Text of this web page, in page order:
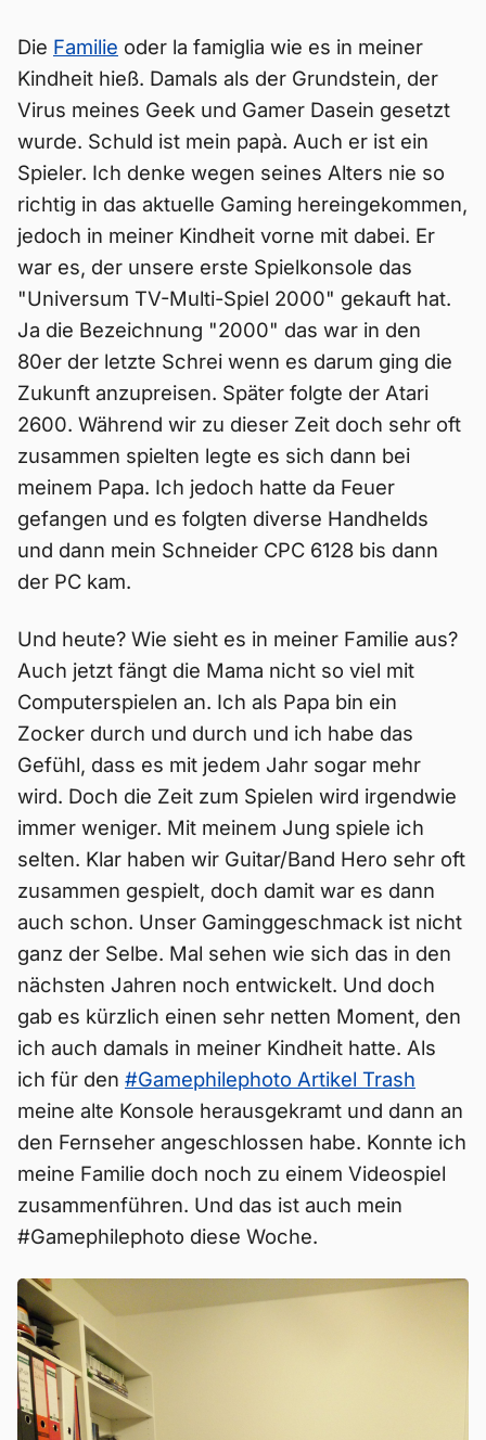
Die Familie oder la famiglia wie es in meiner
Kindheit hieß. Damals als der Grundstein, der
Virus meines Geek und Gamer Dasein gesetzt
wurde. Schuld ist mein papà. Auch er ist ein
Spieler. Ich denke wegen seines Alters nie so
richtig in das aktuelle Gaming hereingekommen,
jedoch in meiner Kindheit vorne mit dabei. Er
war es, der unsere erste Spielkonsole das
"Universum TV-Multi-Spiel 2000" gekauft hat.
Ja die Bezeichnung "2000" das war in den
80er der letzte Schrei wenn es darum ging die
Zukunft anzupreisen. Später folgte der Atari
2600. Während wir zu dieser Zeit doch sehr oft
zusammen spielten legte es sich dann bei
meinem Papa. Ich jedoch hatte da Feuer
gefangen und es folgten diverse Handhelds
und dann mein Schneider CPC 6128 bis dann
der PC kam.
Und heute? Wie sieht es in meiner Familie aus?
Auch jetzt fängt die Mama nicht so viel mit
Computerspielen an. Ich als Papa bin ein
Zocker durch und durch und ich habe das
Gefühl, dass es mit jedem Jahr sogar mehr
wird. Doch die Zeit zum Spielen wird irgendwie
immer weniger. Mit meinem Jung spiele ich
selten. Klar haben wir Guitar/Band Hero sehr oft
zusammen gespielt, doch damit war es dann
auch schon. Unser Gaminggeschmack ist nicht
ganz der Selbe. Mal sehen wie sich das in den
nächsten Jahren noch entwickelt. Und doch
gab es kürzlich einen sehr netten Moment, den
ich auch damals in meiner Kindheit hatte. Als
ich für den #Gamephilephoto Artikel Trash
meine alte Konsole herausgekramt und dann an
den Fernseher angeschlossen habe. Konnte ich
meine Familie doch noch zu einem Videospiel
zusammenführen. Und das ist auch mein
#Gamephilephoto diese Woche.